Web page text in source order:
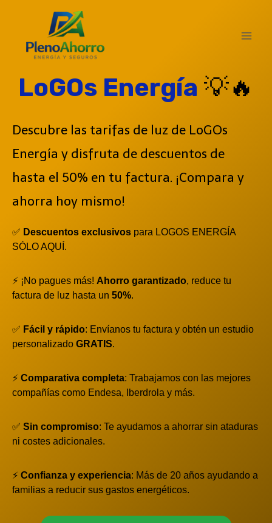
LoGOs Energía 💡🔥
Descubre las tarifas de luz de LoGOs
Energía y disfruta de descuentos de
hasta el 50% en tu factura. ¡Compara y
ahorra hoy mismo!
✅ Descuentos exclusivos para LOGOS ENERGÍA
SÓLO AQUÍ.
⚡ ¡No pagues más! Ahorro garantizado, reduce tu
factura de luz hasta un 50%.
✅ Fácil y rápido: Envíanos tu factura y obtén un estudio
personalizado GRATIS.
⚡ Comparativa completa: Trabajamos con las mejores
compañías como Endesa, Iberdrola y más.
✅ Sin compromiso: Te ayudamos a ahorrar sin ataduras
ni costes adicionales.
⚡ Confianza y experiencia: Más de 20 años ayudando a
familias a reducir sus gastos energéticos.